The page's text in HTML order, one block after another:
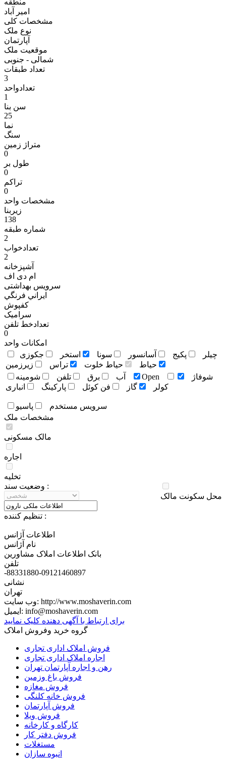
منطقه
امير آباد
مشخصات کلی
نوع ملک
آپارتمان
موقعیت ملک
شمالی - جنوبی
تعداد طبقات
3
تعدادواحد
1
سن بنا
25
نما
سنگ
متراژ زمين
0
طول بر
0
تراکم
0
مشخصات واحد
زیربنا
138
شماره طبقه
2
تعدادخواب
2
آشپزخانه
ام دی اف
سرویس بهداشتی
ایراني فرنگي
کفپوش
سرامیک
تعدادخط تلفن
0
امکانات واحد
چيلر
پکيج آسانسور سونا استخر
جکوزی
حياط
حياط خلوت تراس
زيرزمين
آب
برق تلفن شومينه Open
شوفاژ
کولر
گاز فن کوئل پارکينگ انباری
سرويس مستخدم
پاسيو
مشخصات ملک
مالک مسکونی
اجاره
تخلیه
محل سکونت مالک
وضعيت سند :
تنظيم کننده :
اطلاعات آژانس
نام آژانس
بانک اطلاعات املاک مشاورین
تلفن
-88331880-09121460897
نشانی
تهران
وب سایت: http://www.moshaverin.com
ایمیل: info@moshaverin.com
برای ارتباط با آگهی دهنده کلیک نمایید
گروه خرید وفروش املاک
فروش املاک اداری تجاری
اجاره املاک اداری تجاری
رهن و اجاره آپارتمان تهران
فروش باغ وزمین
فروش مغازه
فروش خانه کلنگی
فروش آپارتمان
فروش ویلا
کارگاه و کارخانه
فروش دفتر کار
مستغلات
انبوه سازان